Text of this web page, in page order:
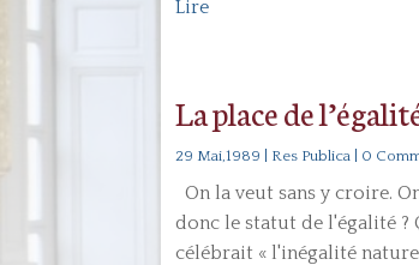
Lire
La place de
29 Mai,1989 Res Publica | 0
On la veut sans y croire.
donc le statut de l'égalité
célébrait « l'inégalité